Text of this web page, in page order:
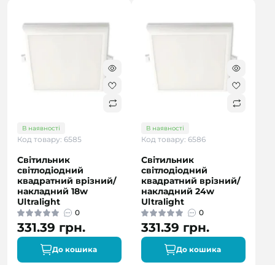
В наявності
Код товару: 6585
Світильник
світлодіодний
квадратний врізний/
накладний 18w
Ultralight
0
331.39 грн.
До кошика
В наявності
Код товару: 6586
Світильник
світлодіодний
квадратний врізний/
накладний 24w
Ultralight
0
331.39 грн.
До кошика